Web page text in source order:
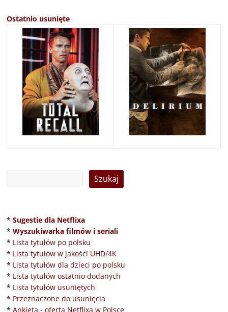
Ostatnio usunięte
* Sugestie dla Netflixa
* Wyszukiwarka filmów i seriali
* Lista tytułów po polsku
* Lista tytułów w jakości UHD/4K
* Lista tytułów dla dzieci po polsku
* Lista tytułów ostatnio dodanych
* Lista tytułów usuniętych
* Przeznaczone do usunięcia
* Ankieta - oferta Netflixa w Polsce